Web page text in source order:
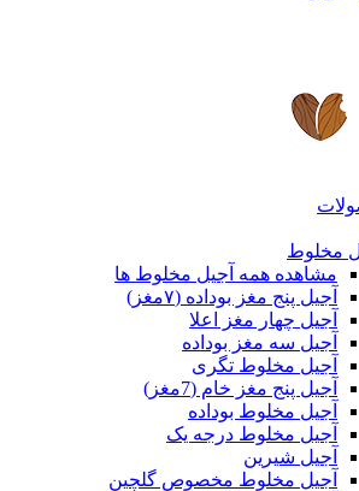
مخلوط
مشاهده همه آجیل مخلوط ها
آجیل پنج مغز بوداده (۷مغز)
آجیل چهار مغز اعلا
آجیل سه مغز بوداده
آجیل مخلوط تگری
آجیل پنج مغز خام (7مغز)
آجیل مخلوط بوداده
آجیل مخلوط درجه یک
آجیل شیرین
آجیل مخلوط مخصوص گلچین